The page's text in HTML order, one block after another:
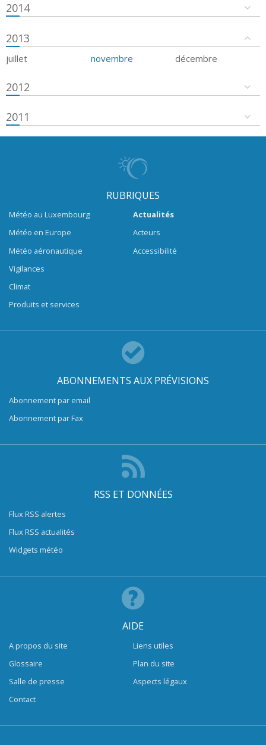
2014
2013
juillet novembre décembre
2012
2011
RUBRIQUES
Météo au Luxembourg
Météo en Europe
Météo aéronautique
Vigilances
Climat
Produits et services
Actualités
Acteurs
Accessibilité
ABONNEMENTS AUX PRÉVISIONS
Abonnement par email
Abonnement par Fax
RSS ET DONNÉES
Flux RSS alertes
Flux RSS actualités
Widgets météo
AIDE
A propos du site
Glossaire
Salle de presse
Contact
Liens utiles
Plan du site
Aspects légaux